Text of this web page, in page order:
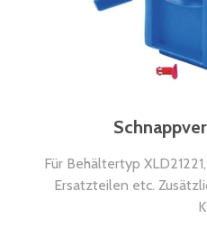
Für Behältertyp
Ersatzteilen etc.